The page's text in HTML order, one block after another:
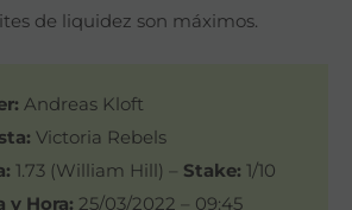
de liquidez son máximos.
Andreas Kloft
Victoria Rebels
1.73 (William Hill) – Stake: 1/10
y Hora: 25/03/2022 – 09:45